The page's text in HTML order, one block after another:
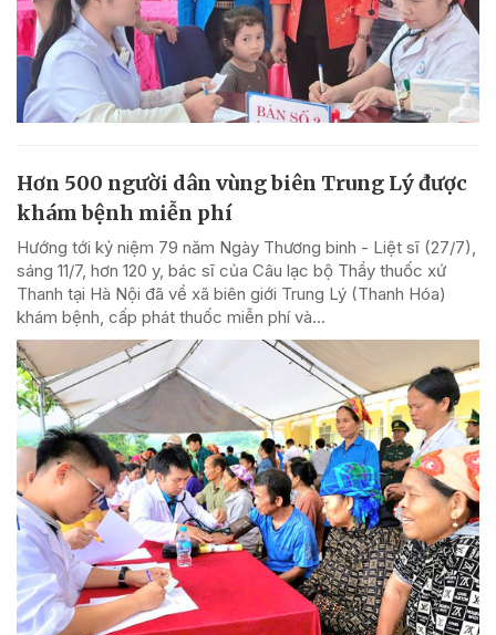
Hơn 500 người dân vùng biên Trung Lý được
khám bệnh miễn phí
Hướng tới kỷ niệm 79 năm Ngày Thương binh - Liệt sĩ (27/7),
sáng 11/7, hơn 120 y, bác sĩ của Câu lạc bộ Thầy thuốc xứ
Thanh tại Hà Nội đã về xã biên giới Trung Lý (Thanh Hóa)
khám bệnh, cấp phát thuốc miễn phí và...